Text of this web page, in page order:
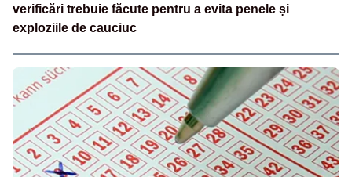
verificări trebuie făcute pentru a evita penele și
exploziile de cauciuc